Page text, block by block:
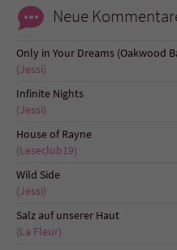
Neue
Only in Your Dreams (Oakwood
(Jessi)
Infinite Nights
(Jessi)
House of Rayne
(Leseclub19)
Wild Side
(Jessi)
Salz auf unserer Haut
(La Fleur)